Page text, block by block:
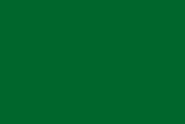
- KlimaHaus